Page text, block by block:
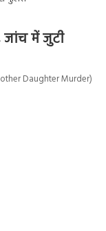
जांच में जुटी
Daughter Murder)